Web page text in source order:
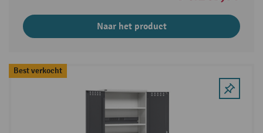
Naar het product
Best verkocht